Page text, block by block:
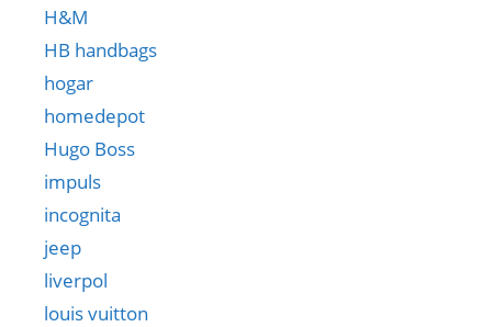
H&M
HB handbags
hogar
homedepot
Hugo Boss
impuls
incognita
jeep
liverpol
louis vuitton